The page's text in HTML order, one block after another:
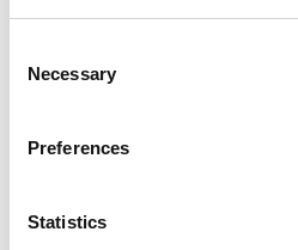
Selection
Necessary
Preferences
Statistics